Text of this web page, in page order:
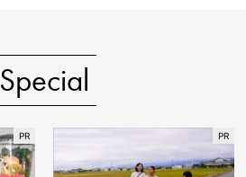
Special